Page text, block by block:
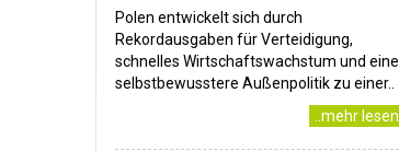
Polen entwickelt sich durch
Rekordausgaben für Verteidigung,
schnelles Wirtschaftswachstum und eine
selbstbewusstere Außenpolitik zu einer..
..mehr lesen